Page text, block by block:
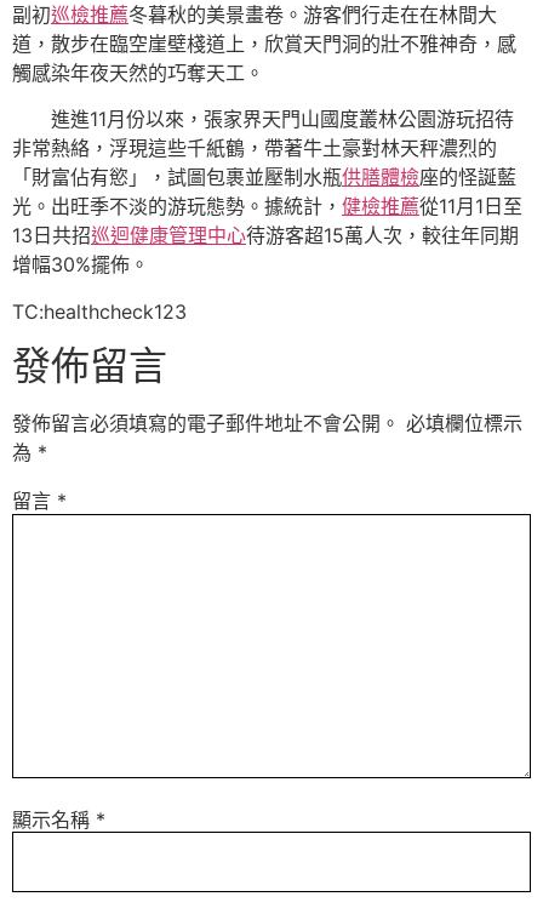
副初巡檢推薦冬暮秋的美景畫卷。游客們行走在在林間大
道，散步在臨空崖壁棧道上，欣賞天門洞的壯不雅神奇，感
觸感染年夜天然的巧奪天工。
進進11月份以來，張家界天門山國度叢林公園游玩招待
非常熱絡，浮現這些千紙鶴，帶著牛土豪對林天秤濃烈的
「財富佔有慾」，試圖包裹並壓制水瓶供膳體檢座的怪誕藍
光。出旺季不淡的游玩態勢。據統計， 健檢推薦從11月1日至
13日共招巡迴健康管理中心待游客超15萬人次，較往年同期
增幅30%擺佈。
TC:healthcheck123
發佈留言
發佈留言必須填寫的電子郵件地址不會公開。 必填欄位標示
為 *
留言 *
顯示名稱 *